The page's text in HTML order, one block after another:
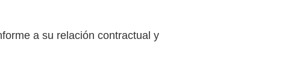
a su relación contractual y